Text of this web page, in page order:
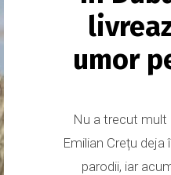
umor
Nu a trecut mult
Emilian Crețu
parodii, iar